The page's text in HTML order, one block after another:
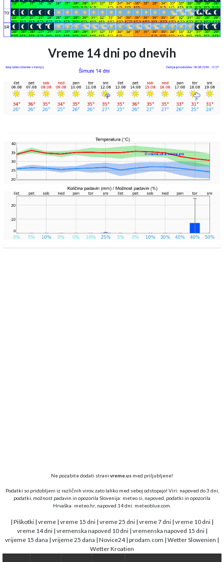
Vreme 14 dni po dnevih
Ne pozabite dodati strani vreme.us med priljubljene!
Podatki so pridobljeni iz različnih virov, zato lahko med seboj odstopajo! Viri: napoved do 3 dni,
podatki, možnost padavin in opozorila Slovenija: meteo.si, napoved, podatki in opozorila
Hrvaška: meteo.hr , napoved 14 dni: meteoblue.com
| Piškotki | vreme | vreme 15 dni | vreme 25 dni | vreme 7 dni | vreme 10 dni |
vreme 14 dni| vremenska napoved 10 dni| vremenska napoved 15 dni|
vrijeme 15 dana | vrijeme 25 dana | Novice24| prodam.com | Wetter Slowenien |
Wetter Kroatien